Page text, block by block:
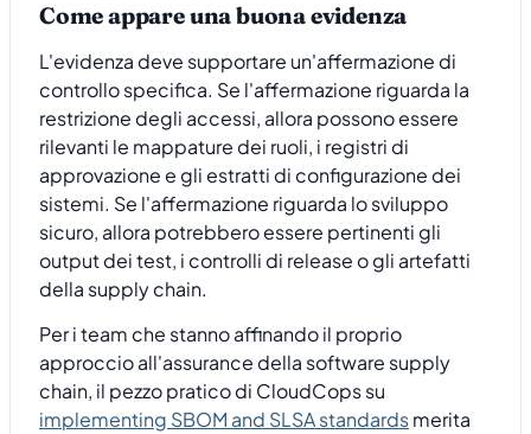
Come appare una buona evidenza
L'evidenza deve supportare un'affermazione di
controllo specifica. Se l'affermazione riguarda la
restrizione degli accessi, allora possono essere
rilevanti le mappature dei ruoli, i registri di
approvazione e gli estratti di configurazione dei
sistemi. Se l'affermazione riguarda lo sviluppo
sicuro, allora potrebbero essere pertinenti gli
output dei test, i controlli di release o gli artefatti
della supply chain.
Per i team che stanno affinando il proprio
approccio all'assurance della software supply
chain, il pezzo pratico di CloudCops su
implementing SBOM and SLSA standardsmerita